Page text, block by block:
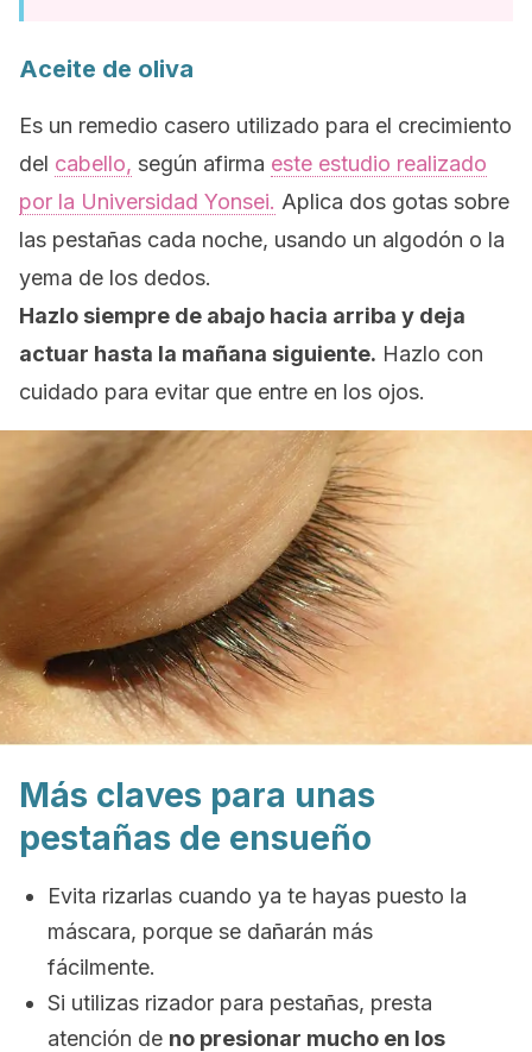
Aceite de oliva
Es un remedio casero utilizado para el crecimiento
del cabello, según afirma este estudio realizado
por la Universidad Yonsei. Aplica dos gotas sobre
las pestañas cada noche, usando un algodón o la
yema de los dedos.
Hazlo siempre de abajo hacia arriba y deja
actuar hasta la mañana siguiente. Hazlo con
cuidado para evitar que entre en los ojos.
Más claves para unas
pestañas de ensueño
Evita rizarlas cuando ya te hayas puesto la
máscara, porque se dañarán más
fácilmente.
Si utilizas rizador para pestañas, presta
atención de no presionar mucho en los